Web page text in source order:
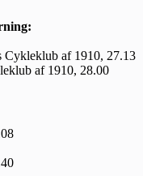
Cykleklub af 1910, 27.13
af 1910, 28.00